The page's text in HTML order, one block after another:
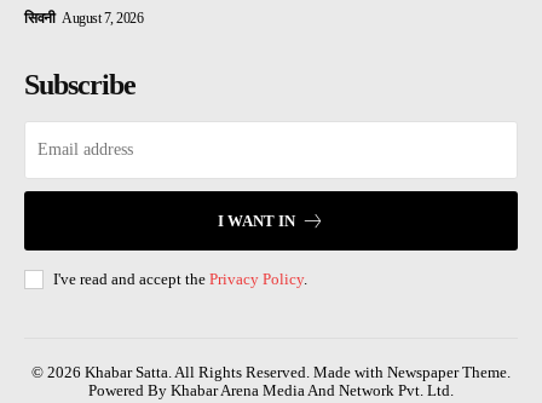
सिवनी August 7, 2026
Subscribe
I WANT IN
I've read and accept the Privacy Policy.
© 2026 Khabar Satta. All Rights Reserved. Made with Newspaper Theme.
Powered By Khabar Arena Media And Network Pvt. Ltd.